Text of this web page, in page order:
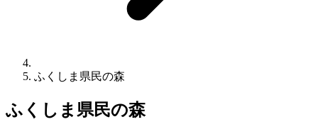
ふくしま県民の森
ふくしま県民の森